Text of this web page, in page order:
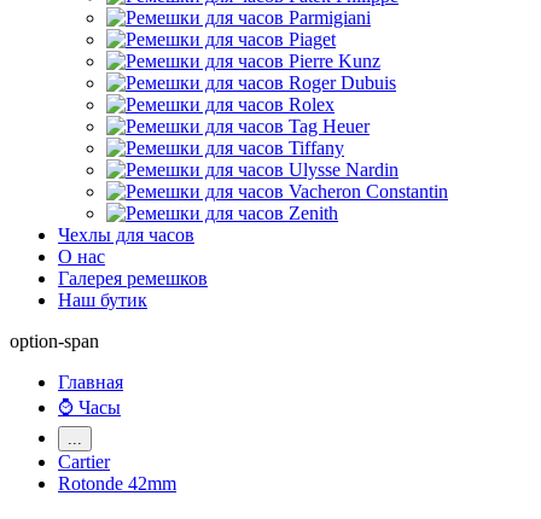
Чехлы для часов
О нас
Галерея ремешков
Наш бутик
option-span
Главная
⌚ Часы
Cartier
Rotonde 42mm